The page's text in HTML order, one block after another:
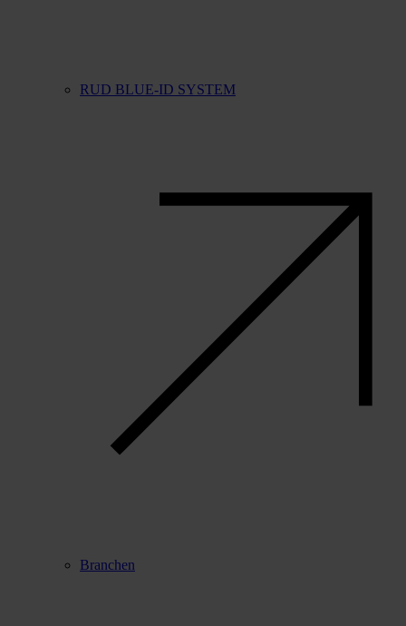
RUD BLUE-ID SYSTEM
Branchen